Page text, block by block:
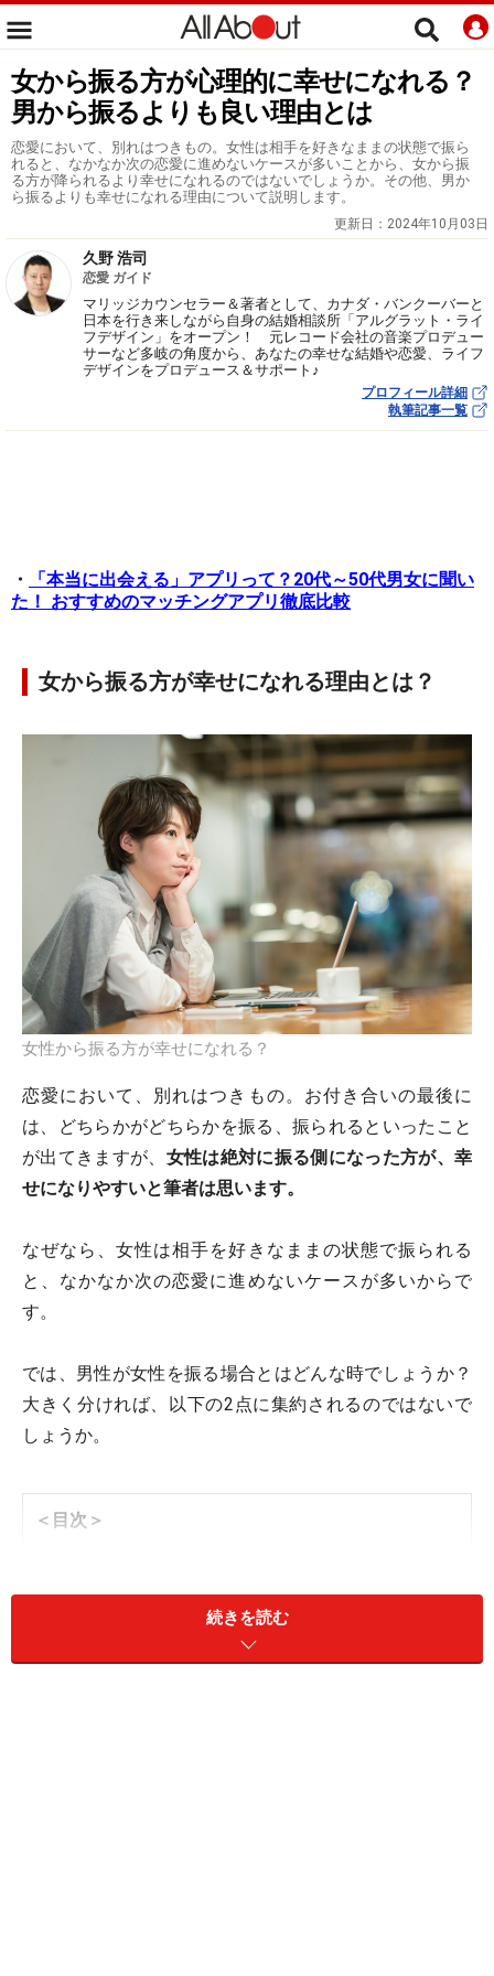
女から振る方が心理的に幸せになれる？
男から振るよりも良い理由とは
恋愛において、別れはつきもの。女性は相手を好きなままの状態で振ら
れると、なかなか次の恋愛に進めないケースが多いことから、女から振
る方が降られるより幸せになれるのではないでしょうか。その他、男か
ら振るよりも幸せになれる理由について説明します。
更新日： 2024年10月03日
久野 浩司
恋愛 ガイド
マリッジカウンセラー＆著者として、カナダ・バンクーバーと
日本を行き来しながら自身の結婚相談所「アルグラット・ライ
フデザイン」をオープン！ 元レコード会社の音楽プロデュー
サーなど多岐の角度から、あなたの幸せな結婚や恋愛、ライフ
デザインをプロデュース＆サポート♪
プロフィール詳細
執筆記事一覧
・
「本当に出会える」アプリって？20代～50代男女に聞い
た！ おすすめのマッチングアプリ徹底比較
女から振る方が幸せになれる理由とは？
女性から振る方が幸せになれる？
恋愛において、別れはつきもの。お付き合いの最後に
は、どちらかがどちらかを振る、振られるといったこと
が出てきますが、 女性は絶対に振る側になった方が、幸
せになりやすいと筆者は思います。
なぜなら、女性は相手を好きなままの状態で振られる
と、なかなか次の恋愛に進めないケースが多いからで
す。
では、男性が女性を振る場合とはどんな時でしょうか？
大きく分ければ、以下の2点に集約されるのではないで
しょうか。
＜目次＞
失恋後、心の傷がすぐに癒える女性・癒えない女性
続きを読む